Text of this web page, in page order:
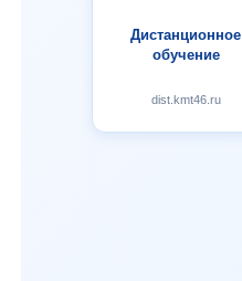
Дистанционное
обучение
dist.kmt46.ru